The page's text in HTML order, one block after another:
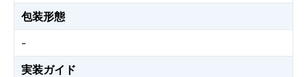
包装形態
-
実装ガイド